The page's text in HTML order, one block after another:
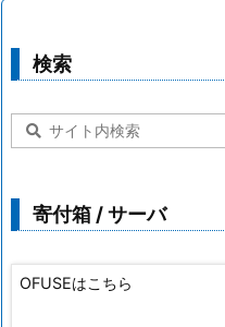
検索
寄付箱 / サーバ
OFUSEはこちら